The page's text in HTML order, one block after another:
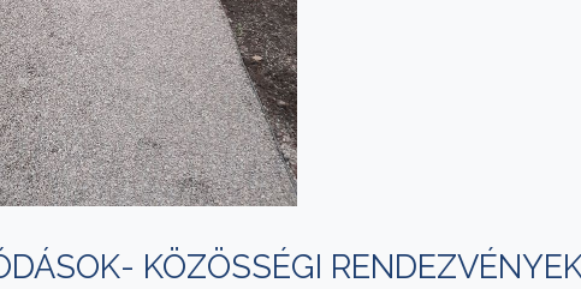
KÖZÖSSÉGI